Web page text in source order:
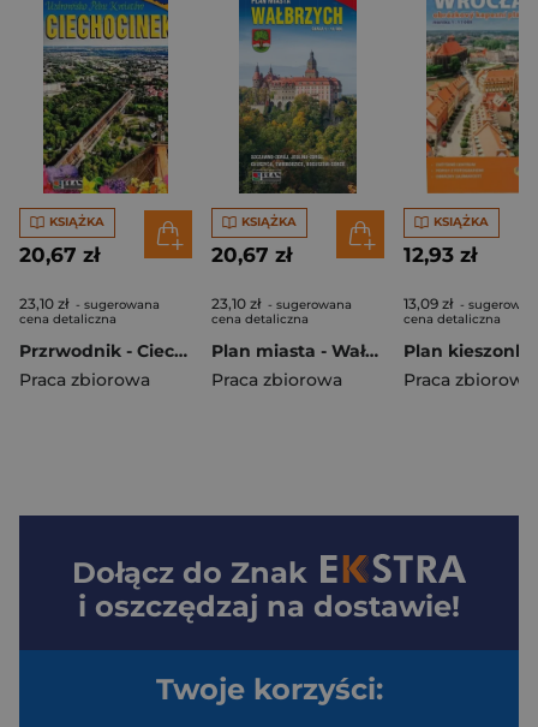
KSIĄŻKA
20,67 zł
23,10 zł - sugerowana
cena detaliczna
Przrwodnik - Ciechocinek w.2025
Praca zbiorowa
KSIĄŻKA
20,67 zł
23,10 zł - sugerowana
cena detaliczna
Plan miasta - Wałbrzych, mapa - Powiat wałbrzyski
Praca zbiorowa
KSIĄŻKA
12,93 zł
13,09 zł -
cena detaliczna
Praca zbiorowa
Dołącz do Znak
i oszczędzaj na dostawie!
Twoje korzyści: